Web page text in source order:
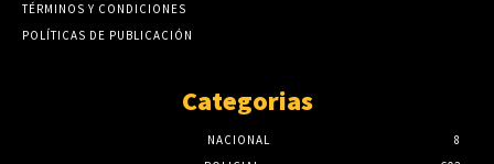
TÉRMINOS Y CONDICIONES
POLÍTICAS DE PUBLICACIÓN
Categorias
NACIONAL
8